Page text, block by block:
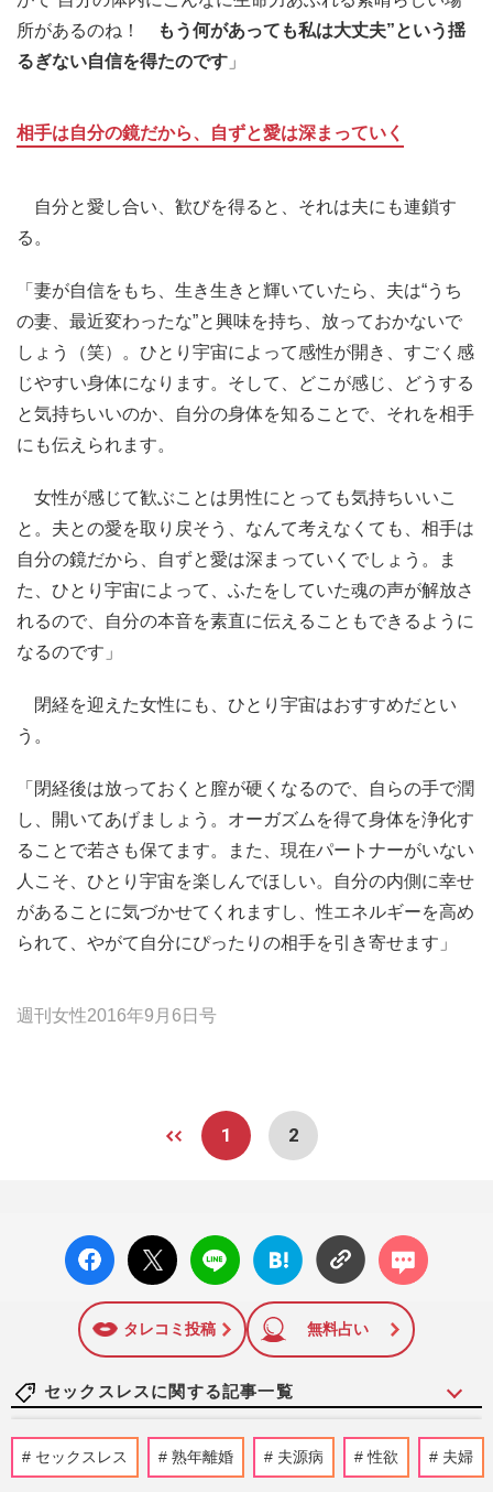
所があるのね！
もう何があっても私は大丈夫”という揺
るぎない自信を得たのです 」
相手は自分の鏡だから、自ずと愛は深まっていく
自分と愛し合い、歓びを得ると、それは夫にも連鎖す
る。
「妻が自信をもち、生き生きと輝いていたら、夫は“うち
の妻、最近変わったな”と興味を持ち、放っておかないで
しょう（笑）。ひとり宇宙によって感性が開き、すごく感
じやすい身体になります。そして、どこが感じ、どうする
と気持ちいいのか、自分の身体を知ることで、それを相手
にも伝えられます。
女性が感じて歓ぶことは男性にとっても気持ちいいこ
と。夫との愛を取り戻そう、なんて考えなくても、相手は
自分の鏡だから、自ずと愛は深まっていくでしょう。ま
た、ひとり宇宙によって、ふたをしていた魂の声が解放さ
れるので、自分の本音を素直に伝えることもできるように
なるのです」
閉経を迎えた女性にも、ひとり宇宙はおすすめだとい
う。
「閉経後は放っておくと膣が硬くなるので、自らの手で潤
し、開いてあげましょう。オーガズムを得て身体を浄化す
ることで若さも保てます。また、現在パートナーがいない
人こそ、ひとり宇宙を楽しんでほしい。自分の内側に幸せ
があることに気づかせてくれますし、性エネルギーを高め
られて、やがて自分にぴったりの相手を引き寄せます」
週刊女性2016年9月6日号
1 2
facebo
ok い
X ポス
ト
LINE
はてな
ブック
に追加
コメン
ト
タレコミ投稿 無料占い
セックスレスに関する記事一覧
閉経後の“性行為の余生”快眠や尿悩み改善
などメリットも 専門医が指南する性の健
セックスレス 熟年離婚 夫源病 性欲 夫婦